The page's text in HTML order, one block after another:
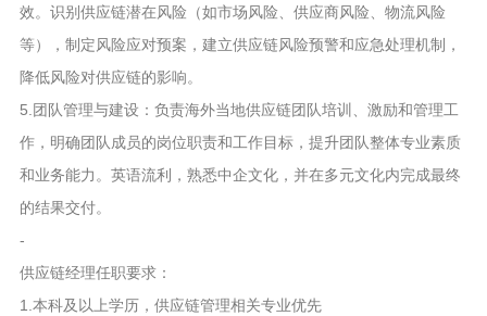
效。识别供应链潜在风险（如市场风险、供应商风险、物流风险
等），制定风险应对预案，建立供应链风险预警和应急处理机制，
降低风险对供应链的影响。
5.团队管理与建设：负责海外当地供应链团队培训、激励和管理工
作，明确团队成员的岗位职责和工作目标，提升团队整体专业素质
和业务能力。英语流利，熟悉中企文化，并在多元文化内完成最终
的结果交付。
-
供应链经理任职要求：
1.本科及以上学历，供应链管理相关专业优先